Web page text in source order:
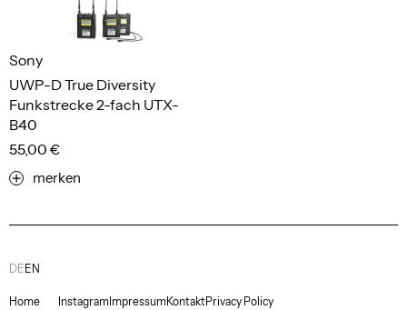
UWP-D True Diversity
Funkstrecke 2-fach UTX-
B40
Sony
55,00 €
merken
Home Instagram ImpressumKontaktPrivacy Policy
DE EN